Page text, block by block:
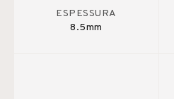
ESPESSURA
8.5mm